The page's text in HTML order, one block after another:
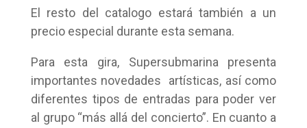
El resto del catalogo estará también a un
precio especial durante esta semana.
Para esta gira, Supersubmarina presenta
importantes novedades artísticas, así como
diferentes tipos de entradas para poder ver
al grupo “más allá del concierto”. En cuanto a